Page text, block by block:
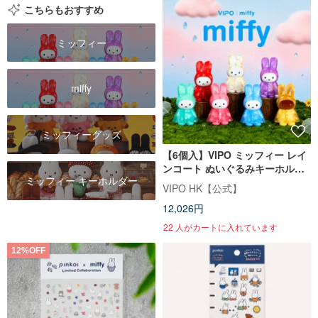
こちらもおすすめ
ミッフィー
miffy
ミッフィーグッズ
ミッフィー キーホルダー
【6個入】VIPO ミッフィー レイ
ンコート ぬいぐるみキーホルダ
ー | ブラインドボックス(全7種)
VIPO HK【公式】
12,026円
22 人がカートに入れています
12%OFF